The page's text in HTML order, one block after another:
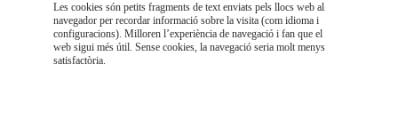
Les cookies són petits fragments de text enviats pels llocs web al
navegador per recordar informació sobre la visita (com idioma i
configuracions). Milloren l’experiència de navegació i fan que el
web sigui més útil. Sense cookies, la navegació seria molt menys
satisfactòria.